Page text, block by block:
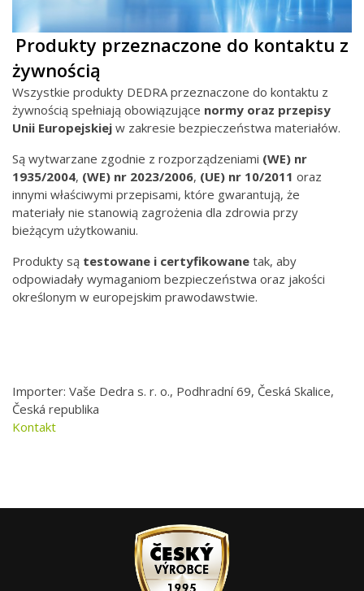
Produkty przeznaczone do kontaktu z
żywnością
Wszystkie produkty DEDRA przeznaczone do kontaktu z
żywnością spełniają obowiązujące normy oraz przepisy
Unii Europejskiej w zakresie bezpieczeństwa materiałów.
Są wytwarzane zgodnie z rozporządzeniami (WE) nr
1935/2004, (WE) nr 2023/2006, (UE) nr 10/2011 oraz
innymi właściwymi przepisami, które gwarantują, że
materiały nie stanowią zagrożenia dla zdrowia przy
bieżącym użytkowaniu.
Produkty są testowane i certyfikowane tak, aby
odpowiadały wymaganiom bezpieczeństwa oraz jakości
określonym w europejskim prawodawstwie.
Importer: Vaše Dedra s. r. o., Podhradní 69, Česká Skalice,
Česká republika
Kontakt